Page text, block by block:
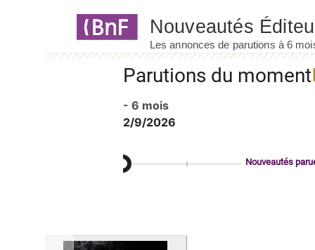
Parutions du moment
- 6 mois
2/9/2026
Nouveautés